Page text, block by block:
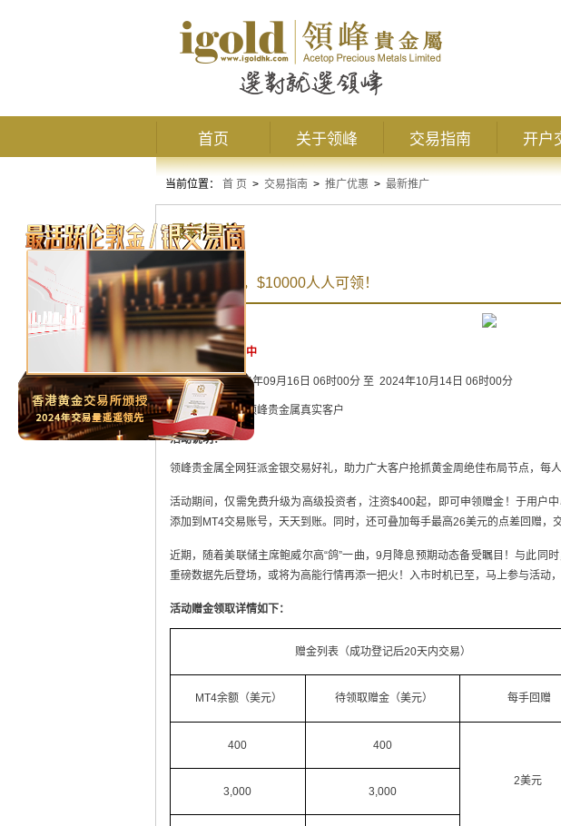
首页 关于领峰 交易指南 开户
当前位置： 首 页 > 交易指南 > 推广优惠 > 最新推广
最新推广
黄金周礼遇，$10000人人可领！
活动状态：进行中
活动时间： 2024年09月16日 06时00分 至 2024年10月14日 06时00分
活动对象：所有领峰贵金属真实客户
活动说明：
领峰贵金属全网狂派金银交易好礼，助力广大客户抢抓黄金周绝佳布局节点，每
活动期间，仅需免费升级为高级投资者，注资$400起，即可申领赠金！于用户
添加到MT4交易账号，天天到账。同时，还可叠加每手最高26美元的点差回赠，
近期，随着美联储主席鲍威尔高“鸽”一曲，9月降息预期动态备受瞩目！与此同
重磅数据先后登场，或将为高能行情再添一把火！入市时机已至，马上参与活动
活动赠金领取详情如下：
赠金列表（成功登记后20天内交易）
MT4余额（美元） 待领取赠金（美元） 每手回赠
400 400
2美元
3,000
3,000